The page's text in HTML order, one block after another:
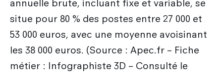
annuelle brute, incluant fixe et variable, se
situe pour 80 % des postes entre 27 000 et
53 000 euros, avec une moyenne avoisinant
les 38 000 euros. (Source : Apec.fr – Fiche
métier : Infographiste 3D – Consulté le